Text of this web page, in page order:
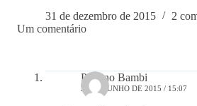
31 de dezembro de 2015
2
Um comentário
Paulino Bambi
28 DE JUNHO DE 2015 / 15:07